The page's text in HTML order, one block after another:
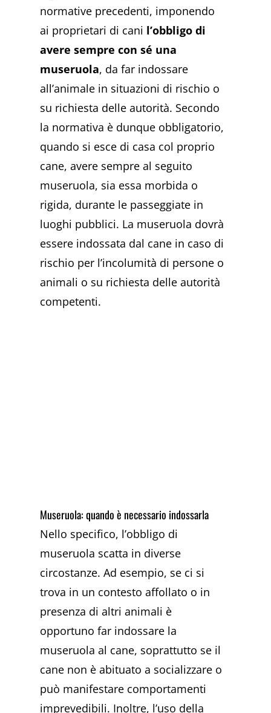
normative precedenti, imponendo
ai proprietari di cani l’obbligo di
avere sempre con sé una
museruola, da far indossare
all’animale in situazioni di rischio o
su richiesta delle autorità. Secondo
la normativa è dunque obbligatorio,
quando si esce di casa col proprio
cane, avere sempre al seguito
museruola, sia essa morbida o
rigida, durante le passeggiate in
luoghi pubblici. La museruola dovrà
essere indossata dal cane in caso di
rischio per l’incolumità di persone o
animali o su richiesta delle autorità
competenti.
Museruola: quando è necessario indossarla
Nello specifico, l’obbligo di
museruola scatta in diverse
circostanze. Ad esempio, se ci si
trova in un contesto affollato o in
presenza di altri animali è
opportuno far indossare la
museruola al cane, soprattutto se il
cane non è abituato a socializzare o
può manifestare comportamenti
imprevedibili. Inoltre, l’uso della